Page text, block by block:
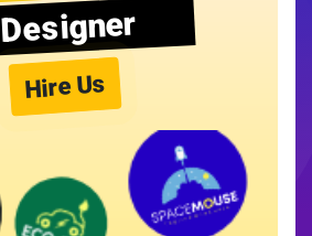
Designer
Hire Us